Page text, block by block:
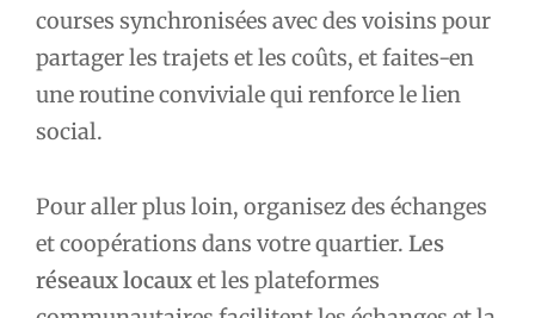
courses synchronisées avec des voisins pour
partager les trajets et les coûts, et faites-en
une routine conviviale qui renforce le lien
social.
Pour aller plus loin, organisez des échanges
et coopérations dans votre quartier. Les
réseaux locauxet les plateformes